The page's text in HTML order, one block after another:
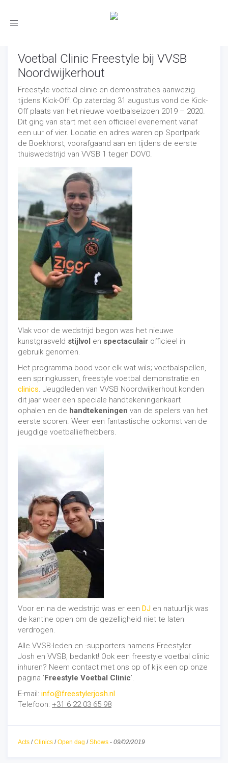
Toggle
Voetbal Clinic Freestyle bij VVSB
Noordwijkerhout
Freestyle voetbal clinic en demonstraties aanwezig
tijdens Kick-Off! Op zaterdag 31 augustus vond de Kick-
Off plaats van het nieuwe voetbalseizoen 2019 – 2020.
Dit ging van start met een officieel evenement vanaf
een uur of vier. Locatie en adres waren op Sportpark
de Boekhorst, voorafgaand aan en tijdens de eerste
thuiswedstrijd van VVSB 1 tegen DOVO.
Vlak voor de wedstrijd begon was het nieuwe
kunstgrasveld stijlvol en spectaculair officieel in
gebruik genomen.
Het programma bood voor elk wat wils; voetbalspellen,
een springkussen, freestyle voetbal demonstratie en
clinics. Jeugdleden van VVSB Noordwijkerhout konden
dit jaar weer een speciale handtekeningenkaart
ophalen en de handtekeningen van de spelers van het
eerste scoren. Weer een fantastische opkomst van de
jeugdige voetballiefhebbers.
Voor en na de wedstrijd was er een DJ en natuurlijk was
de kantine open om de gezelligheid niet te laten
verdrogen.
Alle VVSB-leden en -supporters namens Freestyler
Josh en VVSB, bedankt! Ook een freestyle voetbal clinic
inhuren? Neem contact met ons op of kijk een op onze
pagina 'Freestyle Voetbal Clinic'.
E-mail: info@freestylerjosh.nl
Telefoon: +31 6 22 03 65 98
Acts /Clinics /Open dag /Shows - 09/02/2019